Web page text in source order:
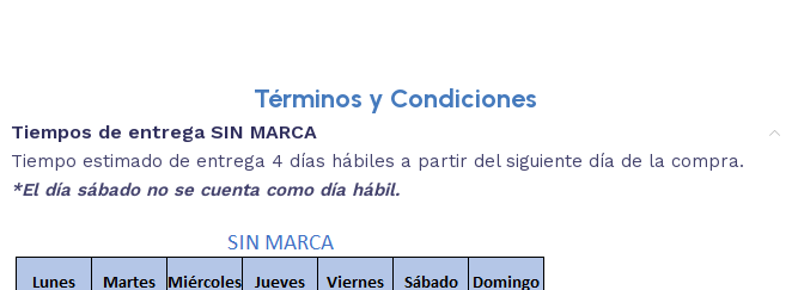
Descripciones breves y medidas aproximadas.
REVISA
estás buscando.
3.
Términos y Condiciones
Tiempos de entrega SIN MARCA
Tiempo estimado de entrega 4 días hábiles a partir del siguiente día de la compra.
*El día sábado no se cuenta como día hábil.